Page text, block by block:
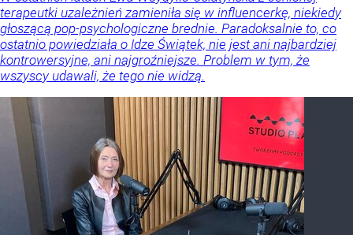
terapeutki uzależnień zamieniła się w influencerkę, niekiedy
głoszącą pop-psychologiczne brednie. Paradoksalnie to, co
ostatnio powiedziała o Idze Świątek, nie jest ani najbardziej
kontrowersyjne, ani najgroźniejsze. Problem w tym, że
wszyscy udawali, że tego nie widzą.